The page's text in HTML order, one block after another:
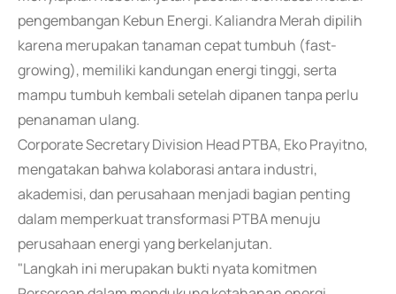
pengembangan Kebun Energi. Kaliandra Merah dipilih
karena merupakan tanaman cepat tumbuh (fast-
growing), memiliki kandungan energi tinggi, serta
mampu tumbuh kembali setelah dipanen tanpa perlu
penanaman ulang.
Corporate Secretary Division Head PTBA, Eko Prayitno,
mengatakan bahwa kolaborasi antara industri,
akademisi, dan perusahaan menjadi bagian penting
dalam memperkuat transformasi PTBA menuju
perusahaan energi yang berkelanjutan.
"Langkah ini merupakan bukti nyata komitmen